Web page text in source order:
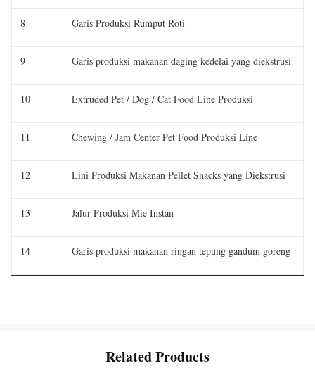
8 Garis Produksi Rumput Roti
9 Garis produksi makanan daging kedelai yang diekstrusi
10 Extruded Pet / Dog / Cat Food Line Produksi
11 Chewing / Jam Center Pet Food Produksi Line
12 Lini Produksi Makanan Pellet Snacks yang Diekstrusi
13 Jalur Produksi Mie Instan
14 Garis produksi makanan ringan tepung gandum goreng
Related Products